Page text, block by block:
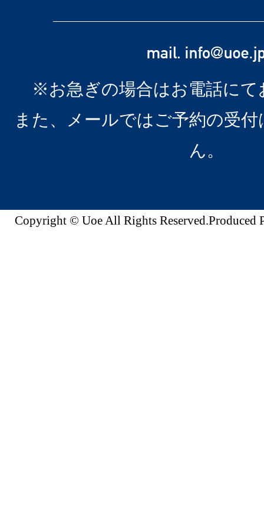
※お急ぎの場合はお電話にて
また、メールではご予約の受
ん。
Copyright © Uoe All Rights Reserved.Produced